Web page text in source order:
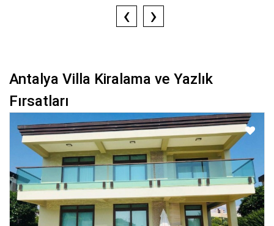
‹ ›
Antalya Villa Kiralama ve Yazlık
Fırsatları